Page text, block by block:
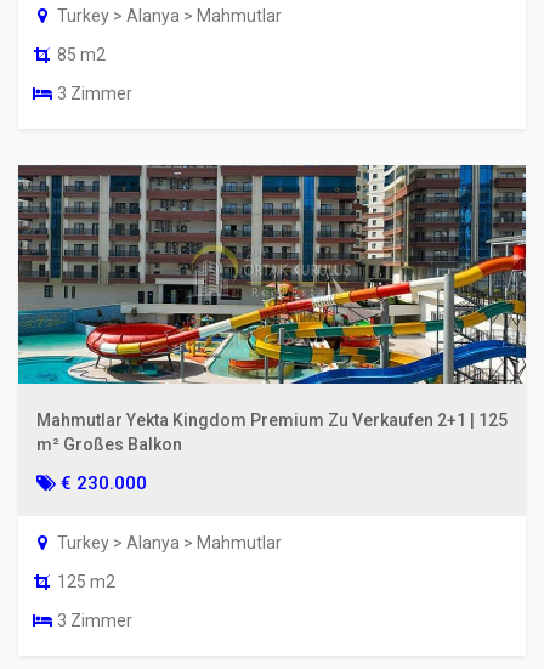
Turkey > Alanya > Mahmutlar
85 m2
3 Zimmer
Mahmutlar Yekta Kingdom Premium Zu Verkaufen 2+1 | 125
m² Großes Balkon
€ 230.000
Turkey > Alanya > Mahmutlar
125 m2
3 Zimmer